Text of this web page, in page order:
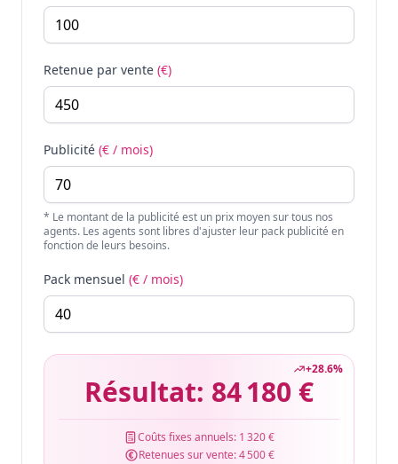
Retenue par vente (€)
Publicité (€ / mois)
* Le montant de la publicité est un prix moyen sur tous nos
agents. Les agents sont libres d'ajuster leur pack publicité en
fonction de leurs besoins.
Pack mensuel (€ / mois)
+28.6%
Résultat: 84 180 €
Coûts fixes annuels: 1 320 €
Retenues sur vente:4 500 €